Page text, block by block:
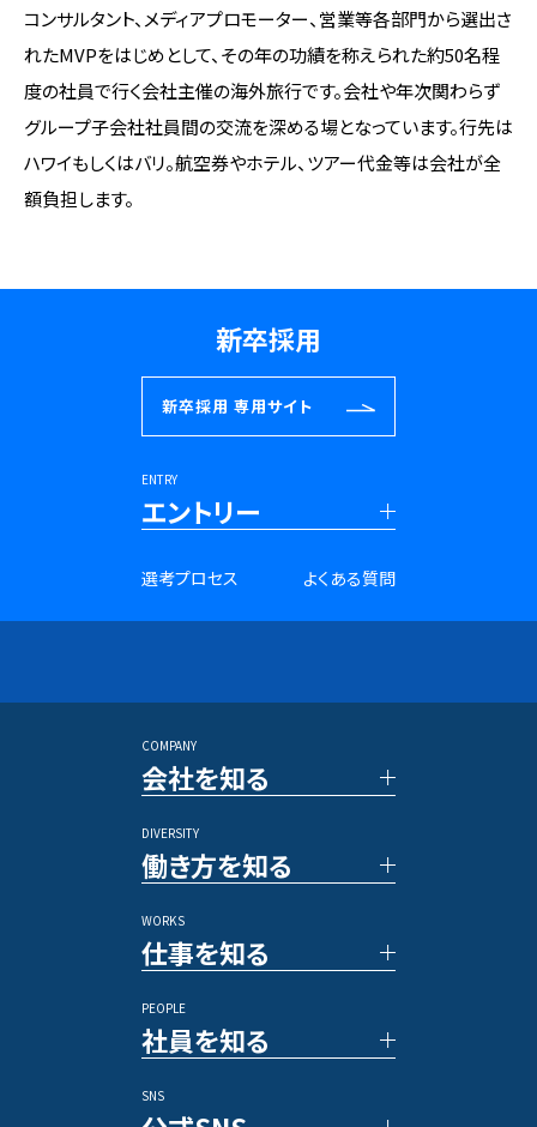
コンサルタント、メディアプロモーター、営業等各部門から選出さ
れたMVPをはじめとして、その年の功績を称えられた約50名程
度の社員で行く会社主催の海外旅行です。会社や年次関わらず
グループ子会社社員間の交流を深める場となっています。行先は
ハワイもしくはバリ。航空券やホテル、ツアー代金等は会社が全
額負担します。
新卒採用
新卒採用 専用サイト
ENTRY
エントリー
■新卒採用
28年卒 PRコンサルタント
長期インターンシップ
■キャリア採用
PRコンサルタント
アルムナイ採用
その他のポジション
選考プロセス よくある質問
COMPANY
会社を知る
TOP メッセージ
ベクトルの強み
新規事業／投資事業
アワード/ランキング
DIVERSITY
働き方を知る
社員の一日
各種制度
休暇／勤怠制度
WORKS
仕事を知る
事例紹介
業務内容
PEOPLE
社員を知る
文字で読む社員インタビュー
SNS